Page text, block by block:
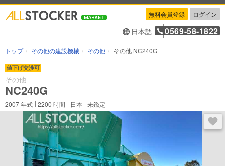
無料会員登録 ログイン
日本語 0569-58-1822
トップ その他の建設機械 その他 その他 NC240G
値下げ交渉可
その他
NC240G
2007年式 2200 時間 日本 未鑑定
ロ